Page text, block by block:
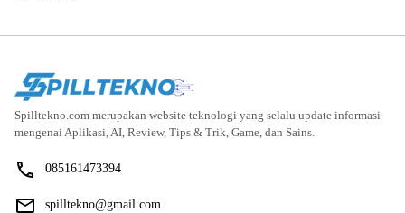
Spilltekno.com merupakan website teknologi yang selalu update informasi
mengenai Aplikasi, AI, Review, Tips & Trik, Game, dan Sains.
085161473394
spilltekno@gmail.com